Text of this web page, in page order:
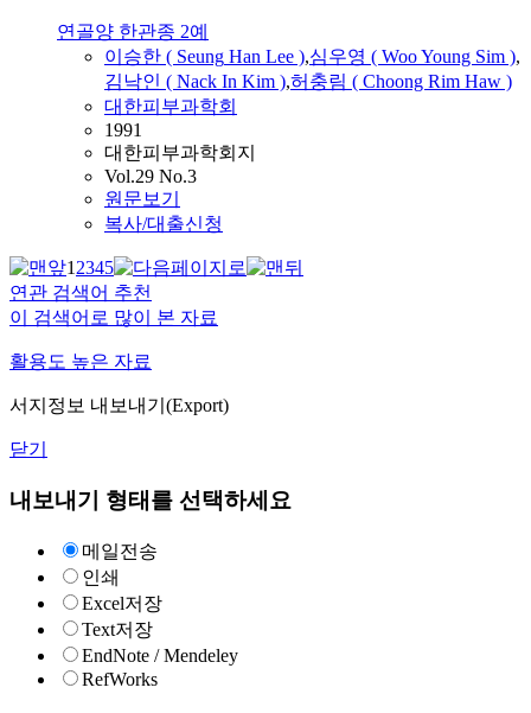
연골양 한관종 2예
이승한 ( Seung Han Lee ),심우영 ( Woo Young Sim ),
김낙인 ( Nack In Kim ),허충림 ( Choong Rim Haw )
대한피부과학회
1991
대한피부과학회지
Vol.29 No.3
원문보기
복사/대출신청
12345
연관 검색어 추천
이 검색어로 많이 본 자료
활용도 높은 자료
서지정보 내보내기(Export)
닫기
내보내기 형태를 선택하세요
메일전송
인쇄
Excel저장
Text저장
EndNote / Mendeley
RefWorks